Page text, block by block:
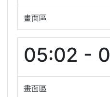
畫面區
05:02 -
畫面區